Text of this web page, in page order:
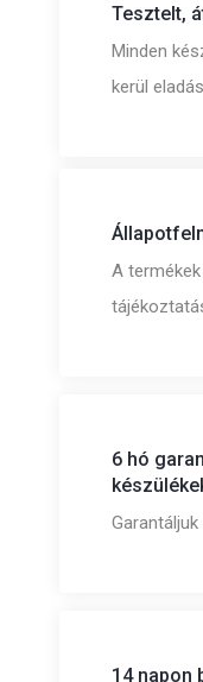
Tesztelt,
Minden
kerül
A
6 hó
14 napon